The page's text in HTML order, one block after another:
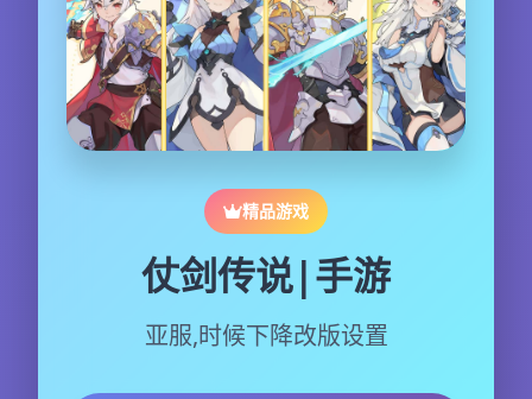
精品游戏
仗剑传说|手游
亚服,时候下降改版设置